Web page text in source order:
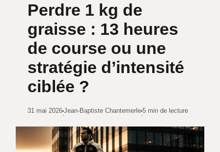
Perdre 1 kg de
graisse : 13 heures
de course ou une
stratégie d’intensité
ciblée ?
31 mai 2026
·
Jean-Baptiste Chantemerle
·
5 min de lecture